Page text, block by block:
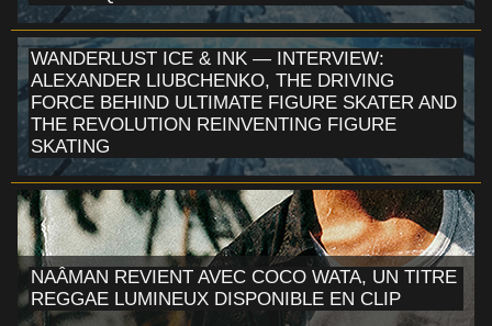
WANDERLUST ICE & INK — INTERVIEW:
ALEXANDER LIUBCHENKO, THE DRIVING
FORCE BEHIND ULTIMATE FIGURE SKATER AND
THE REVOLUTION REINVENTING FIGURE
SKATING
NAÂMAN REVIENT AVEC COCO WATA, UN TITRE
REGGAE LUMINEUX DISPONIBLE EN CLIP